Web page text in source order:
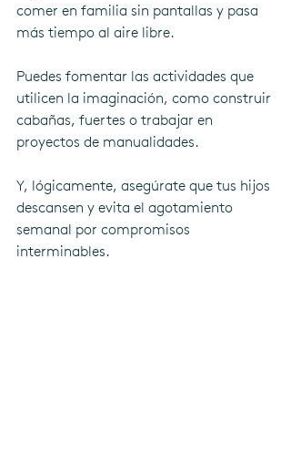
comer en familia sin pantallas y pasa
más tiempo al aire libre.
Puedes fomentar las actividades que
utilicen la imaginación, como construir
cabañas, fuertes o trabajar en
proyectos de manualidades.
Y, lógicamente, asegúrate que tus hijos
descansen y evita el agotamiento
semanal por compromisos
interminables.